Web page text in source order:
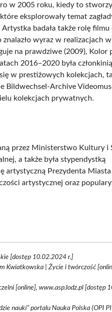
w 2005 roku, kiedy to
eksplorowały temat
badała także rolę filmu
wyraz w realizacjach
na prawdziwe (2009), Kolor
2016–2020 była
w prestiżowych kolekcjach,
Bildwechsel-Archive
kolekcjach prywatnych.
przez Ministerstwo Kultury i
a także była stypendystką
artystyczną Prezydenta Miasta
artystycznej oraz
[dostęp 10.02.2024 r.]
Kwiatkowska | Życie i twórczość
[online], www.asp.lodz.pl [dostęp
nauki” portalu Nauka Polska (OPI